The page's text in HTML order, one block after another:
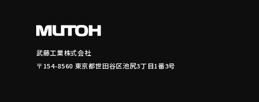
武藤工業株式会社
〒154-8560 東京都世田谷区池尻3丁目1番3号